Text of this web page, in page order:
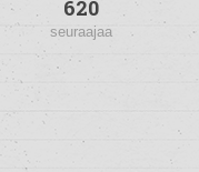
620
seuraajaa